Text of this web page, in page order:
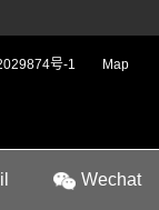
号-1 Map
Wechat